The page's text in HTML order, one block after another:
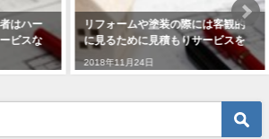
は客観的
サービスを
リフォームや塗装で失敗しないた
めにも見積もりサービスを活用し
よう！